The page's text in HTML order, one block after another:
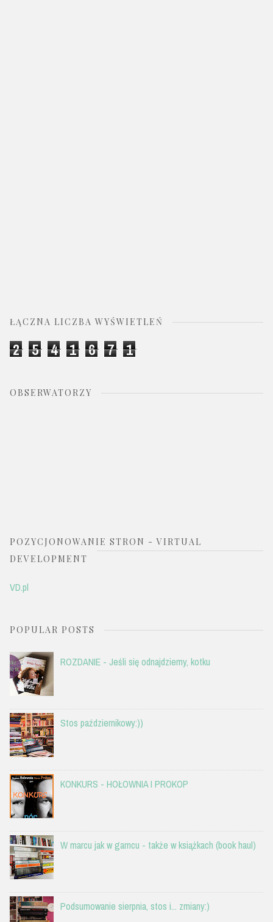
ŁĄCZNA LICZBA WYŚWIETLEŃ
2 5 4 1 6 7 1
OBSERWATORZY
POZYCJONOWANIE STRON - VIRTUAL
DEVELOPMENT
VD.pl
POPULAR POSTS
ROZDANIE - Jeśli się odnajdziemy, kotku
Stos październikowy:))
KONKURS - HOŁOWNIA I PROKOP
W marcu jak w garncu - także w książkach (book haul)
Podsumowanie sierpnia, stos i... zmiany:)